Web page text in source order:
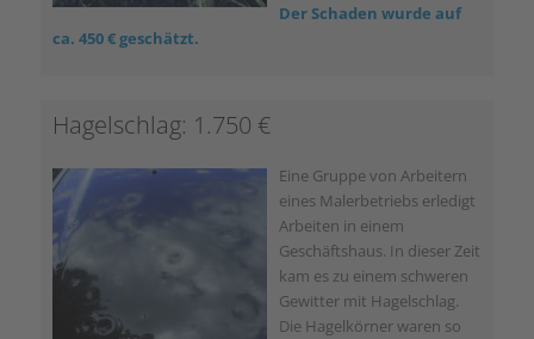
Der Schaden wurde auf
ca. 450 € geschätzt.
Hagelschlag: 1.750 €
Eine Gruppe von Arbeitern
eines Malerbetriebs erledigt
Arbeiten in einem
Geschäftshaus. In dieser Zeit
kam es zu einem schweren
Gewitter mit Hagelschlag.
Die Hagelkörner waren so